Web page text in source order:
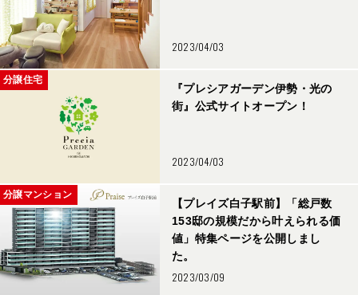
2023/04/03
分譲住宅
『プレシアガーデン伊勢・光の
街』公式サイトオープン！
2023/04/03
分譲マンション
【プレイズ白子駅前】「総戸数
153邸の規模だから叶えられる価
値」特集ページを公開しまし
た。
2023/03/09